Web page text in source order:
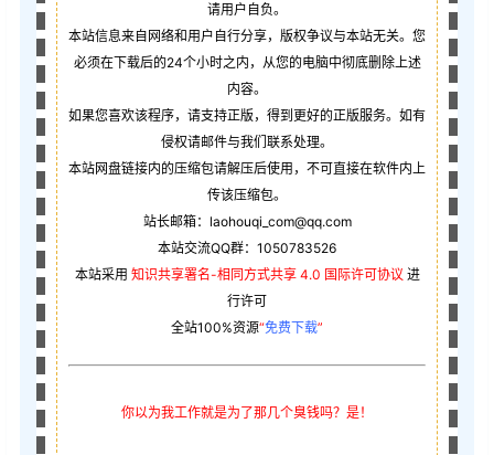
请用户自负。
本站信息来自网络和用户自行分享，版权争议与本站无关。您
必须在下载后的24个小时之内，从您的电脑中彻底删除上述
内容。
如果您喜欢该程序，请支持正版，得到更好的正版服务。如有
侵权请邮件与我们联系处理。
本站网盘链接内的压缩包请解压后使用，不可直接在软件内上
传该压缩包。
站长邮箱：laohouqi_com@qq.com
本站交流QQ群：1050783526
本站采用 知识共享署名-相同方式共享 4.0 国际许可协议 进
行许可
全站100%资源“免费下载”
你以为我工作就是为了那几个臭钱吗？是！